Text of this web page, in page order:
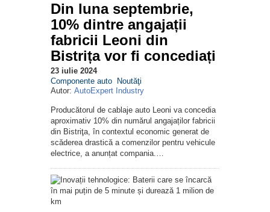
Din luna septembrie,
10% dintre angajații
fabricii Leoni din
Bistrița vor fi concediați
23 iulie 2024
Componente auto
Noutăţi
Autor: AutoExpert Industry
Producătorul de cablaje auto Leoni va concedia
aproximativ 10% din numărul angajaților fabricii
din Bistriţa, în contextul economic generat de
scăderea drastică a comenzilor pentru vehicule
electrice, a anunțat compania.…